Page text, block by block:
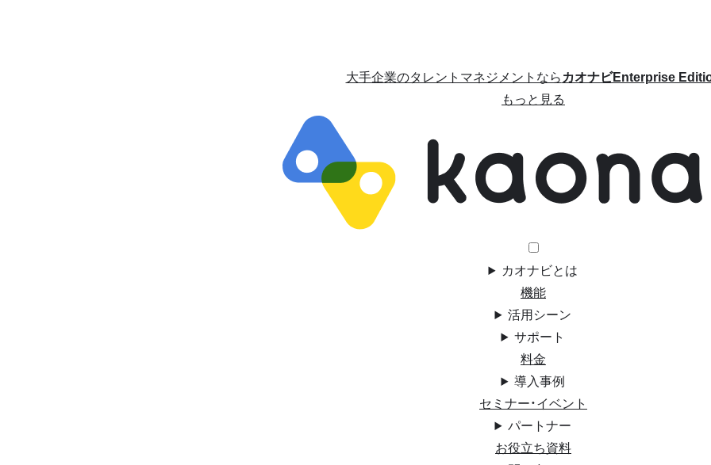
大手企業のタレントマネジメントならカオナビEnterprise
もっと見る
カオナビとは
機能
活用シーン
サポート
料金
導入事例
セミナー・イベント
パートナー
お役立ち資料